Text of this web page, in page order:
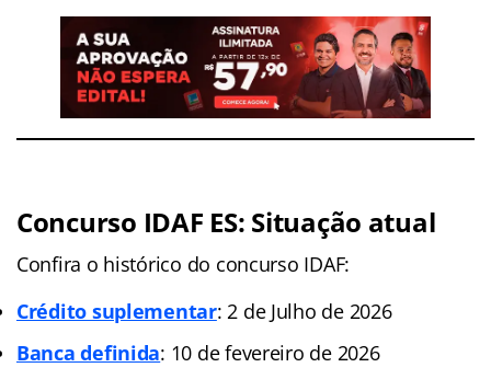
Concurso IDAF ES: Situação atual
Confira o histórico do concurso IDAF:
Crédito suplementar: 2 de Julho de 2026
Banca definida: 10 de fevereiro de 2026